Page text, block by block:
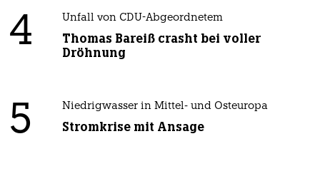
4 Unfall von CDU-Abgeordnetem
Thomas Bareiß crasht bei voller
Dröhnung
5 Niedrigwasser in Mittel- und Osteuropa
Stromkrise mit Ansage